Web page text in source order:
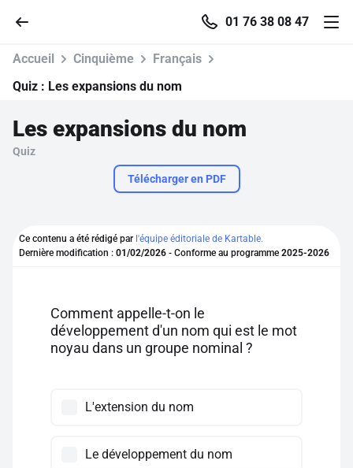
01 76 38 08 47
Accueil
Se connecter
S'inscrire gratuitement
Pour profiter de 10 contenus offerts.
Accueil Cinquième
Français
Quiz : Les expansions du nom
Les expansions du nom
Quiz
Télécharger en PDF
Ce contenu a été rédigé par l'équipe éditoriale de Kartable.
Dernière modification : 01/02/2026 - Conforme au programme 2025-2026
Comment appelle-t-on le
développement d'un nom qui est le mot
noyau dans un groupe nominal ?
L'extension du nom
Le développement du nom